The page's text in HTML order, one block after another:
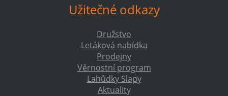
Užitečné odkazy
Družstvo
Letáková nabídka
Prodejny
Věrnostní program
Lahůdky Slapy
Aktuality